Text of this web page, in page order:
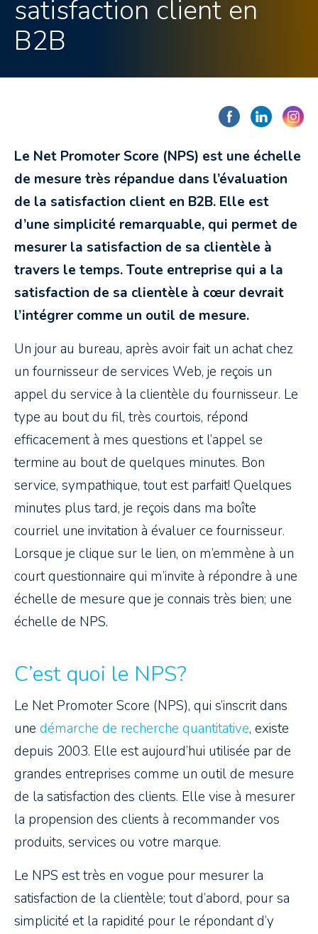
satisfaction client en
B2B
Le Net Promoter Score (NPS) est une échelle
de mesure très répandue dans l’évaluation
de la satisfaction client en B2B. Elle est
d’une simplicité remarquable, qui permet de
mesurer la satisfaction de sa clientèle à
travers le temps. Toute entreprise qui a la
satisfaction de sa clientèle à cœur devrait
l’intégrer comme un outil de mesure.
Un jour au bureau, après avoir fait un achat chez
un fournisseur de services Web, je reçois un
appel du service à la clientèle du fournisseur. Le
type au bout du fil, très courtois, répond
efficacement à mes questions et l’appel se
termine au bout de quelques minutes. Bon
service, sympathique, tout est parfait! Quelques
minutes plus tard, je reçois dans ma boîte
courriel une invitation à évaluer ce fournisseur.
Lorsque je clique sur le lien, on m’emmène à un
court questionnaire qui m’invite à répondre à une
échelle de mesure que je connais très bien; une
échelle de NPS.
C’est quoi le NPS?
Le Net Promoter Score (NPS), qui s’inscrit dans
une démarche de recherche quantitative, existe
depuis 2003. Elle est aujourd’hui utilisée par de
grandes entreprises comme un outil de mesure
de la satisfaction des clients. Elle vise à mesurer
la propension des clients à recommander vos
produits, services ou votre marque.
Le NPS est très en vogue pour mesurer la
satisfaction de la clientèle; tout d’abord, pour sa
simplicité et la rapidité pour le répondant d’y